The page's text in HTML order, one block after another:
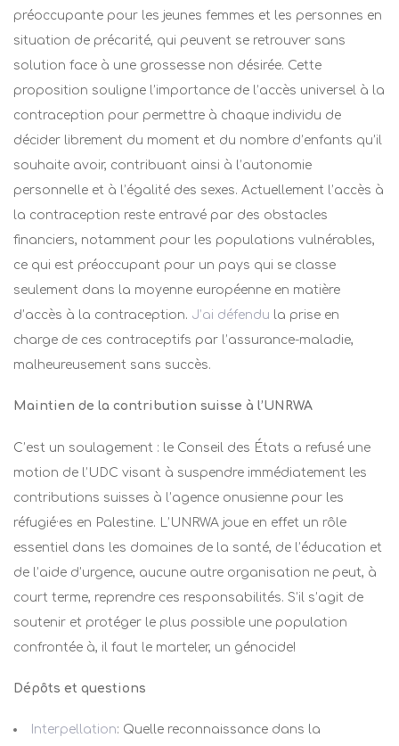
préoccupante pour les jeunes femmes et les personnes en
situation de précarité, qui peuvent se retrouver sans
solution face à une grossesse non désirée. Cette
proposition souligne l’importance de l’accès universel à la
contraception pour permettre à chaque individu de
décider librement du moment et du nombre d’enfants qu’il
souhaite avoir, contribuant ainsi à l’autonomie
personnelle et à l’égalité des sexes. Actuellement l’accès à
la contraception reste entravé par des obstacles
financiers, notamment pour les populations vulnérables,
ce qui est préoccupant pour un pays qui se classe
seulement dans la moyenne européenne en matière
d’accès à la contraception. J’ai défendu la prise en
charge de ces contraceptifs par l’assurance-maladie,
malheureusement sans succès.
Maintien de la contribution suisse à l’UNRWA
C’est un soulagement : le Conseil des États a refusé une
motion de l’UDC visant à suspendre immédiatement les
contributions suisses à l’agence onusienne pour les
réfugié·es en Palestine. L’UNRWA joue en effet un rôle
essentiel dans les domaines de la santé, de l’éducation et
de l’aide d’urgence, aucune autre organisation ne peut, à
court terme, reprendre ces responsabilités. S’il s’agit de
soutenir et protéger le plus possible une population
confrontée à, il faut le marteler, un génocide!
Dépôts et questions
Interpellation: Quelle reconnaissance dans la